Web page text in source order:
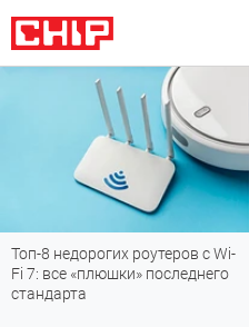
Топ-8 недорогих роутеров с Wi-
Fi 7: все «плюшки» последнего
стандарта